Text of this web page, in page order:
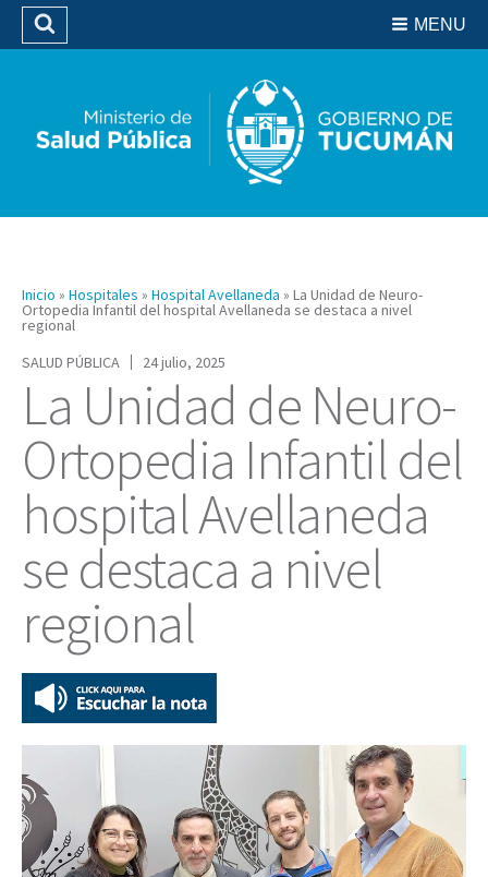
Biblioteca
MENU
Buscar
Inicio » Hospitales » Hospital Avellaneda » La Unidad de Neuro-
Ortopedia Infantil del hospital Avellaneda se destaca a nivel
regional
SALUD PÚBLICA
24 julio, 2025
La Unidad de Neuro-
Ortopedia Infantil del
hospital Avellaneda
se destaca a nivel
regional